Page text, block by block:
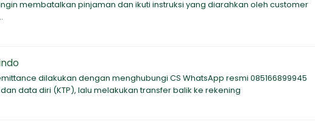
membatalkan pinjaman dan ikuti instruksi yang diarahkan oleh customer
dilakukan dengan menghubungi CS WhatsApp resmi 085166899945
data diri (KTP), lalu melakukan transfer balik ke rekening